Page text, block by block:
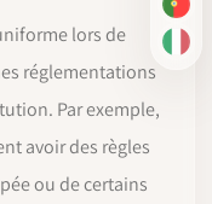
PT-
IT
lors de
réglementations
Par exemple,
avoir des règles
ou de certains